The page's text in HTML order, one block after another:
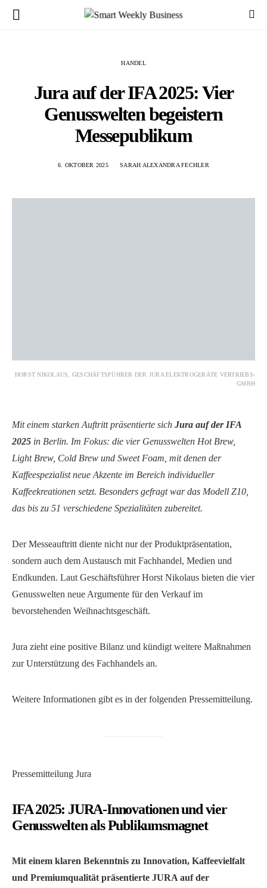
HANDEL
Jura auf der IFA 2025: Vier
Genusswelten begeistern
Messepublikum
6. OKTOBER 2025 SARAH ALEXANDRA FECHLER
HORST NIKOLAUS, GESCHÄFTSFÜHRER DER JURA ELEKTROGERÄTE VERTRIEBS-
GMBH
Mit einem starken Auftritt präsentierte sich Jura auf der IFA
2025 in Berlin. Im Fokus: die vier Genusswelten Hot Brew,
Light Brew, Cold Brew und Sweet Foam, mit denen der
Kaffeespezialist neue Akzente im Bereich individueller
Kaffeekreationen setzt. Besonders gefragt war das Modell Z10,
das bis zu 51 verschiedene Spezialitäten zubereitet.
Der Messeauftritt diente nicht nur der Produktpräsentation,
sondern auch dem Austausch mit Fachhandel, Medien und
Endkunden. Laut Geschäftsführer Horst Nikolaus bieten die vier
Genusswelten neue Argumente für den Verkauf im
bevorstehenden Weihnachtsgeschäft.
Jura zieht eine positive Bilanz und kündigt weitere Maßnahmen
zur Unterstützung des Fachhandels an.
Weitere Informationen gibt es in der folgenden Pressemitteilung.
Pressemitteilung Jura
IFA 2025: JURA-Innovationen und vier
Genusswelten als Publikumsmagnet
Mit einem klaren Bekenntnis zu Innovation, Kaffeevielfalt
und Premiumqualität präsentierte JURA auf der